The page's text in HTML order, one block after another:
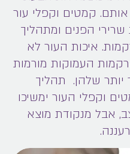
קמטים וקפלי עור
הפנים ומתהליך
איכות העור לא
העמוקות מורמות
יותר שלהן. תהליך
וקפלי העור ימשיכו
אבל מנקודת מוצא